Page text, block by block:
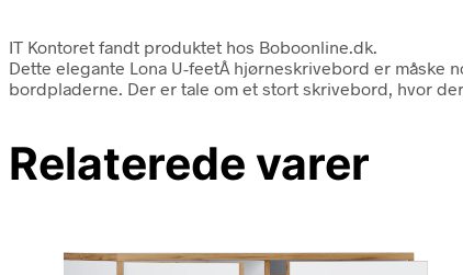
IT Kontoret fandt produktet hos Boboonline.dk.
Dette elegante Lona U-feetÂ hjørneskrivebord er
bordpladerne. Der er tale om et stort skrivebord, hvor
Relaterede varer